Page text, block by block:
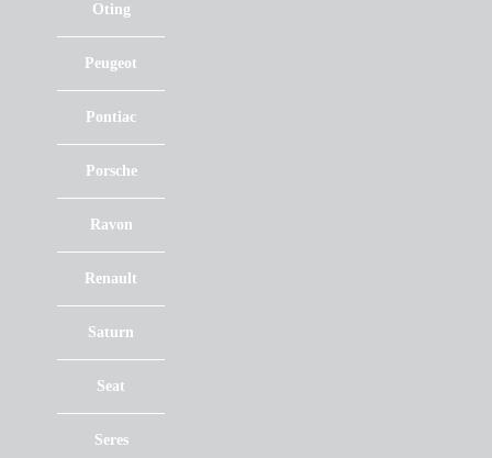
Oting
Peugeot
Pontiac
Porsche
Ravon
Renault
Saturn
Seat
Seres